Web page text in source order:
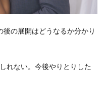
の展開はどうなるか分かり
れない。今後やりとりした